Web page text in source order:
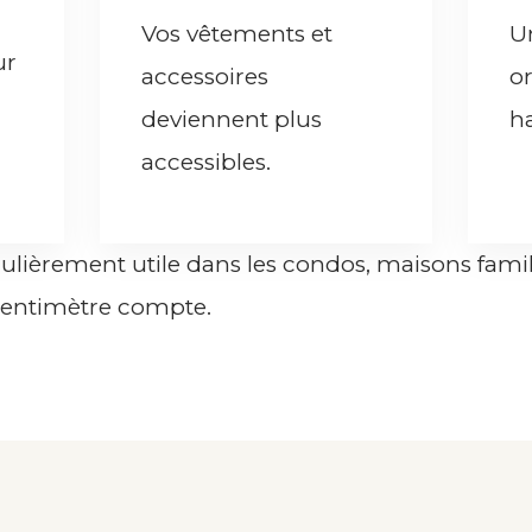
Vos vêtements et
accessoires
deviennent plus
accessibles.
utile dans les condos, maisons
compte.